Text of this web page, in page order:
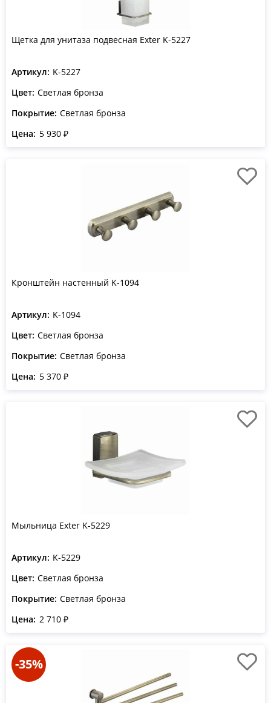
Щетка для унитаза подвесная Exter K-5227
Артикул: K-5227
Цвет: Светлая бронза
Покрытие: Светлая бронза
Цена: 5 930 ₽
Кронштейн настенный K-1094
Артикул: K-1094
Цвет: Светлая бронза
Покрытие: Светлая бронза
Цена: 5 370 ₽
Мыльница Exter K-5229
Артикул: K-5229
Цвет: Светлая бронза
Покрытие: Светлая бронза
Цена: 2 710 ₽
-35%